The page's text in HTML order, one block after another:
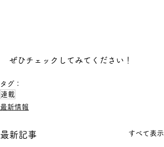
ぜひチェックしてみてください！
タグ：
連載
最新情報
最新記事 すべて表示